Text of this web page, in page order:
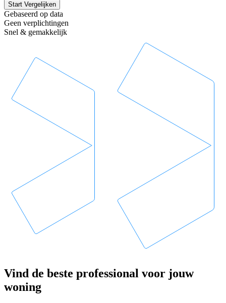
Start Vergelijken
Gebaseerd op data
Geen verplichtingen
Snel & gemakkelijk
Vind de beste professional voor jouw
woning